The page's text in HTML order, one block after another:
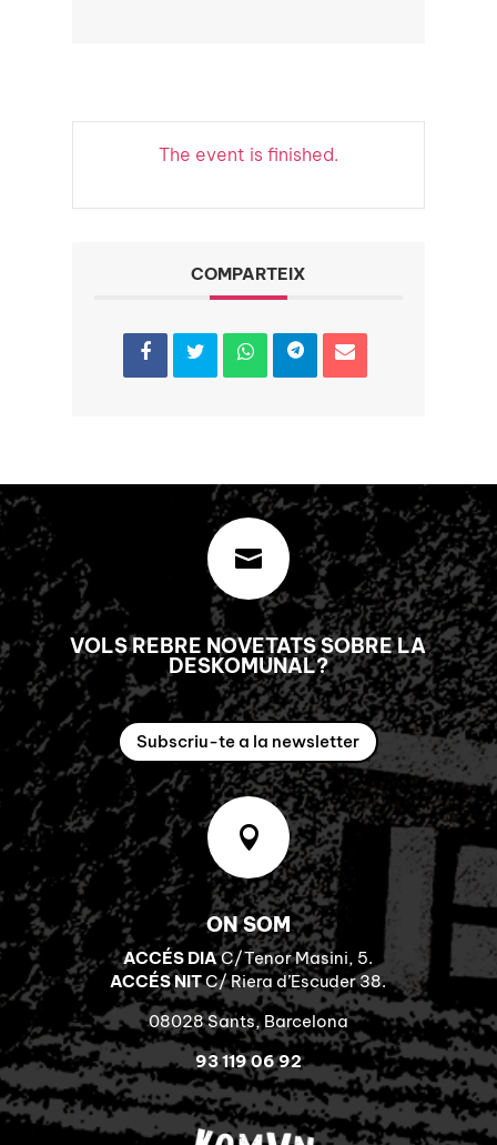
The event is finished.
COMPARTEIX

VOLS REBRE NOVETATS SOBRE LA
DESKOMUNAL?
Subscriu-te a la newsletter

ON SOM
ACCÉS DIAC/Tenor Masini, 5.
ACCÉS NITC/ Riera d’Escuder 38.
08028 Sants, Barcelona
93 119 06 92